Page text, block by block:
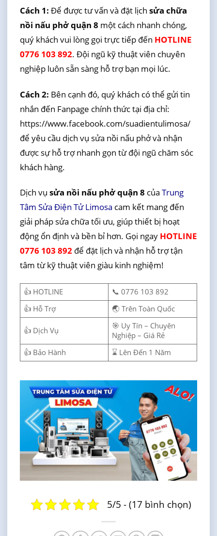
Cách 1: Để được tư vấn và đặt lịch sửa chữa
nồi nấu phở quận 8 một cách nhanh chóng,
quý khách vui lòng gọi trực tiếp đến HOTLINE
0776 103 892. Đội ngũ kỹ thuật viên chuyên
nghiệp luôn sẵn sàng hỗ trợ bạn mọi lúc.
Cách 2: Bên cạnh đó, quý khách có thể gửi tin
nhắn đến Fanpage chính thức tại địa chỉ:
https://www.facebook.com/suadientulimosa/
để yêu cầu dịch vụ sửa nồi nấu phở và nhận
được sự hỗ trợ nhanh gọn từ đội ngũ chăm sóc
khách hàng.
Dịch vụ sửa nồi nấu phở quận 8 của Trung
Tâm Sửa Điện Tử Limosa cam kết mang đến
giải pháp sửa chữa tối ưu, giúp thiết bị hoạt
động ổn định và bền bỉ hơn. Gọi ngay HOTLINE
0776 103 892để đặt lịch và nhận hỗ trợ tận
tâm từ kỹ thuật viên giàu kinh nghiệm!
👍 HOTLINE
📞 0776 103 892
👍 Hỗ Trợ
🌏 Trên Toàn Quốc
👍 Dịch Vụ
🎯 Uy Tín – Chuyên
Nghiệp – Giá Rẻ
👍 Bảo Hành
⌛ Lên Đến 1 Năm
5/5 - (17 bình chọn)